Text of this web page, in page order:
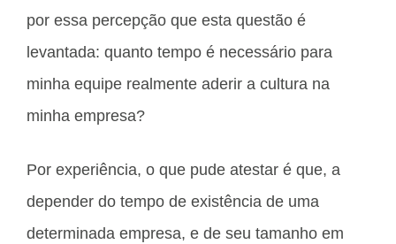
por essa percepção que esta questão é
levantada: quanto tempo é necessário para
minha equipe realmente aderir a cultura na
minha empresa?
Por experiência, o que pude atestar é que, a
depender do tempo de existência de uma
determinada empresa, e de seu tamanho em